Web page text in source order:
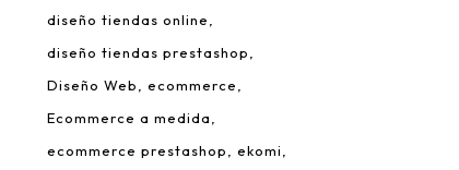
diseño tiendas online
diseño tiendas prestashop
Diseño Web
ecommerce
Ecommerce a medida
ecommerce prestashop
ekomi